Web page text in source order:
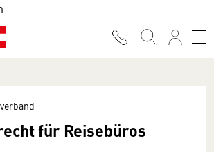
für Reisebüros